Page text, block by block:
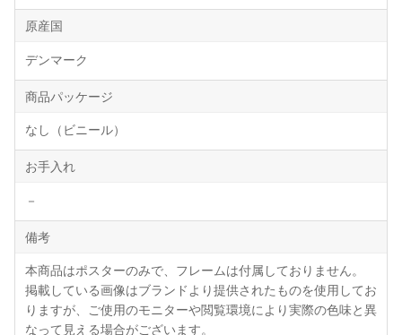
原産国
デンマーク
商品パッケージ
なし（ビニール）
お手入れ
－
備考
本商品はポスターのみで、フレームは付属しておりません。
掲載している画像はブランドより提供されたものを使用してお
りますが、ご使用のモニターや閲覧環境により実際の色味と異
なって見える場合がございます。